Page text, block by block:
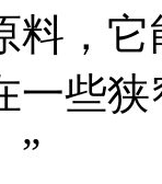
料，
一些
”